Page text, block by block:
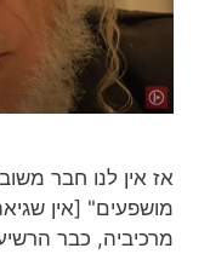
אז אין לנו חבר
מושפעים" [אין
מרכיביה, כבר